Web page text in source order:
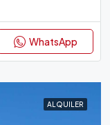
WhatsApp
ALQUILER